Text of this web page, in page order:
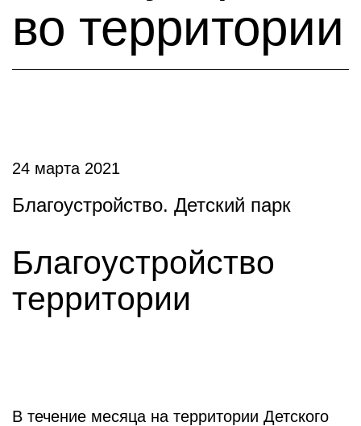
во территории
24 марта 2021
Благоустройство. Детский парк
Благоустройство
территории
В течение месяца на территории Детского